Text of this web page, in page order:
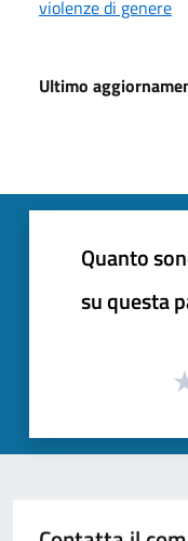
violenze di genere
Ultimo
Quanto
su questa